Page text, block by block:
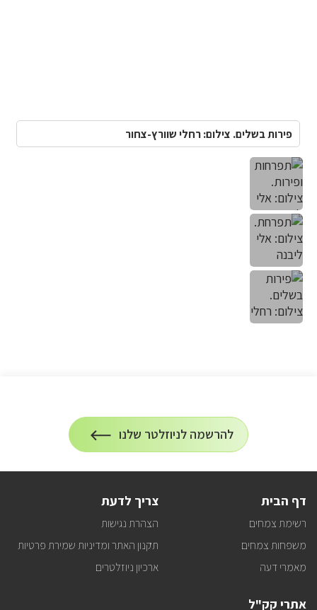
פירות בשלים. צילום: רחלי שוורץ-צחור
הרשמה
להרשמה לניוזלטר שלנו
על
הרשמה
דף הבית
רשימת צמחים
משפחות צמחים
מאמרי דעה
צריך לדעת
הצהרת נגישות
תקנון האתר ומדיניות שמירת פרטיות
ארכיון ניוזלטרים
אתרי קק"ל